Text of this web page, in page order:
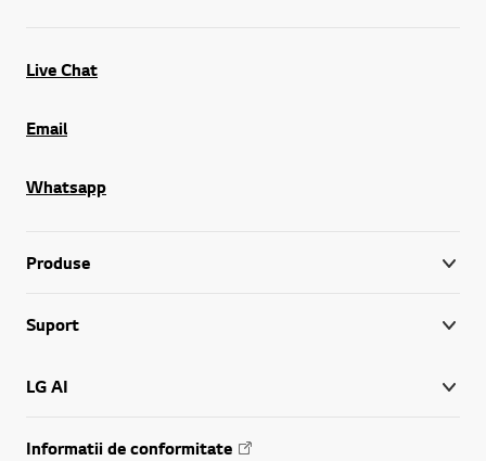
Live Chat
Email
Whatsapp
Produse
Suport
LG AI
Informatii de conformitate